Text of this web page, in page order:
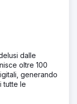
dalle
oltre 100
generando
tutte le